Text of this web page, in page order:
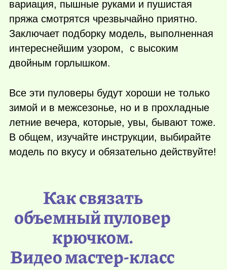
вариация, пышные руками и пушистая
пряжа смотрятся чрезвычайно приятно.
Заключает подборку модель, выполненная
интереснейшим узором, с высоким
двойным горлышком.
Все эти пуловеры будут хороши не только
зимой и в межсезонье, но и в прохладные
летние вечера, которые, увы, бывают тоже.
В общем, изучайте инструкции, выбирайте
модель по вкусу и обязательно действуйте!
Как связать
объемный пуловер
крючком.
Видео мастер-класс